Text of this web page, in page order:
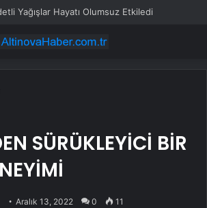
ayarı, aday sürücü dönemi başlıyor
SÜRÜKLEYİCİ BİR
Aralık 13, 2022 0 11